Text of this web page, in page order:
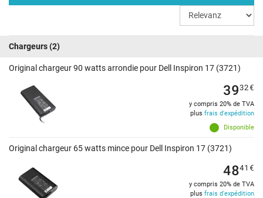
Chargeurs(2)
Original chargeur 90 watts arrondie pour Dell Inspiron 17 (3721)
Disponible
3932€
y compris 20% de TVA
plus frais d'expédition
Original chargeur 65 watts mince pour Dell Inspiron 17 (3721)
4841 €
y compris 20% de TVA
plus frais d'expédition